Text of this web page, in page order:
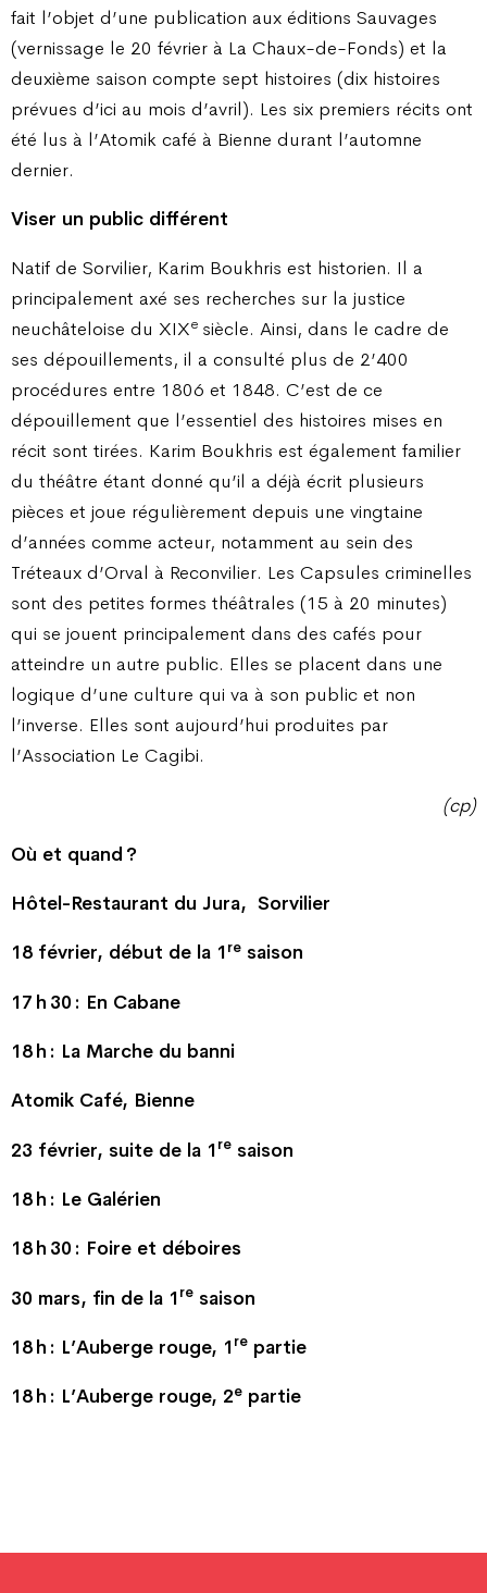
fait l’objet d’une publication aux éditions Sauvages
(vernissage le 20 février à La Chaux-de-Fonds) et la
deuxième saison compte sept histoires (dix histoires
prévues d’ici au mois d’avril). Les six premiers récits ont
été lus à l’Atomik café à Bienne durant l’automne
dernier.
Viser un public différent
Natif de Sorvilier, Karim Boukhris est historien. Il a
principalement axé ses recherches sur la justice
neuchâteloise du XIXe siècle. Ainsi, dans le cadre de
ses dépouillements, il a consulté plus de 2’400
procédures entre 1806 et 1848. C’est de ce
dépouillement que l’essentiel des histoires mises en
récit sont tirées. Karim Boukhris est également familier
du théâtre étant donné qu’il a déjà écrit plusieurs
pièces et joue régulièrement depuis une vingtaine
d’années comme acteur, notamment au sein des
Tréteaux d’Orval à Reconvilier. Les Capsules criminelles
sont des petites formes théâtrales (15 à 20 minutes)
qui se jouent principalement dans des cafés pour
atteindre un autre public. Elles se placent dans une
logique d’une culture qui va à son public et non
l’inverse. Elles sont aujourd’hui produites par
l’Association Le Cagibi.
(cp)
Où et quand ?
Hôtel-Restaurant du Jura, Sorvilier
18 février, début de la 1re saison
17 h 30 : En Cabane
18 h : La Marche du banni
Atomik Café, Bienne
23 février, suite de la 1re saison
18 h : Le Galérien
18 h 30 : Foire et déboires
30 mars, fin de la 1re saison
18 h : L’Auberge rouge, 1re partie
18 h : L’Auberge rouge, 2e partie